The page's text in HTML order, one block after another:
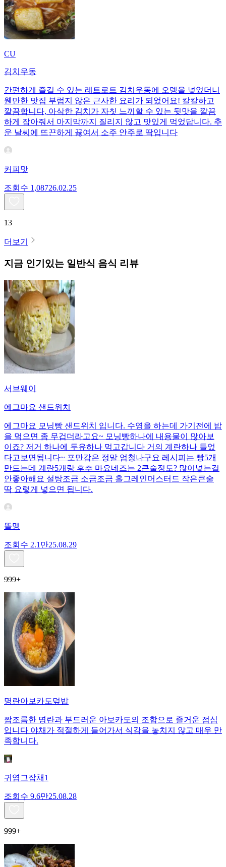
CU
김치우동
간편하게 즐길 수 있는 레트로트 김치우동에 오뎅을 넣었더니
웬만한 맛집 부럽지 않은 근사한 요리가 되었어요! 칼칼하고
깔끔합니다, 아삭한 김치가 자칫 느끼할 수 있는 뒷맛을 깔끔
하게 잡아줘서 마지막까지 질리지 않고 맛있게 먹었답니다. 추
운 날씨에 뜨끈하게 끓여서 소주 안주로 딱입니다
커피맛
조회수 1,08726.02.25
13
더보기
지금 인기있는 일반식 음식 리뷰
서브웨이
에그마요 샌드위치
에그마요 모닝빵 샌드위치 입니다. 수영을 하는데 가기전에 밥
을 먹으면 좀 무겁더라고요~ 모닝빵하나에 내용물이 많아보
이죠? 저거 하나에 두유하나 먹고갑니다 거의 계란하나 들었
다고보면됩니다~ 포만감은 정말 엄청나구요 레시피는 빵5개
만드는데 계란5개랑 후추 마요네즈는 2큰술정도? 많이넣는걸
안좋아해요 설탕조금 소금조금 홀그레인머스터드 작은큰술
딱 요렇게 넣으면 됩니다.
똘맹
조회수 2.1만25.08.29
999+
명란아보카도덮밥
짭조름한 명란과 부드러운 아보카도의 조합으로 즐거운 점심
입니다 야채가 적절하게 들어가서 식감을 놓치지 않고 매우 만
족합니다.
귀염그잡채1
조회수 9.6만25.08.28
999+